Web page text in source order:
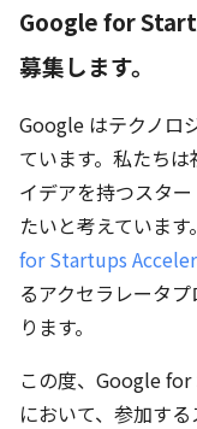
Google for
募集します。
Google はテクノロ
ています。私たち
イデアを持つスタ
たいと考えています
for Startups
るアクセラレータ
ります。
この度、Google
において、参加す